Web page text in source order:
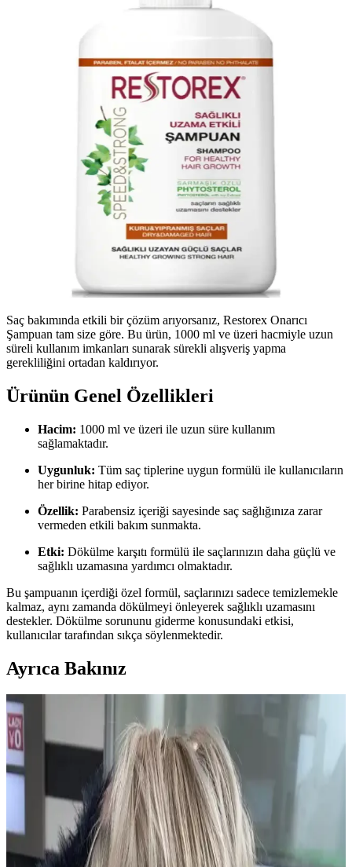
Saç bakımında etkili bir çözüm arıyorsanız, Restorex Onarıcı
Şampuan tam size göre. Bu ürün, 1000 ml ve üzeri hacmiyle uzun
süreli kullanım imkanları sunarak sürekli alışveriş yapma
gerekliliğini ortadan kaldırıyor.
Ürünün Genel Özellikleri
Hacim: 1000 ml ve üzeri ile uzun süre kullanım
sağlamaktadır.
Uygunluk: Tüm saç tiplerine uygun formülü ile kullanıcıların
her birine hitap ediyor.
Özellik: Parabensiz içeriği sayesinde saç sağlığınıza zarar
vermeden etkili bakım sunmakta.
Etki: Dökülme karşıtı formülü ile saçlarınızın daha güçlü ve
sağlıklı uzamasına yardımcı olmaktadır.
Bu şampuanın içerdiği özel formül, saçlarınızı sadece temizlemekle
kalmaz, aynı zamanda dökülmeyi önleyerek sağlıklı uzamasını
destekler. Dökülme sorununu giderme konusundaki etkisi,
kullanıcılar tarafından sıkça söylenmektedir.
Ayrıca Bakınız
2024 Kısa Saç Bakım ve Renk Trendleri ile
Şıklığınızı Yansıtın
2024 yılında kısa saçlar için doğal ve pastel tonlar öne çıkıyor.
Sağlıklı görünüm için düzenli bakım ve uygun renk seçimleriyle
şıklığınızı artırın.
Dermanew Ka<dı>nlara Özel Losyon: Doğal
İçeriklerle Saç Dökülmesine Karşı Etkili Çözüm